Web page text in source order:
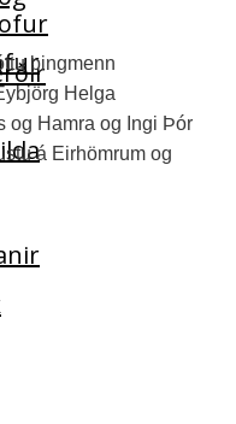
þingmenn
Helga
og Hamra og Ingi Þór
á Eirhömrum og